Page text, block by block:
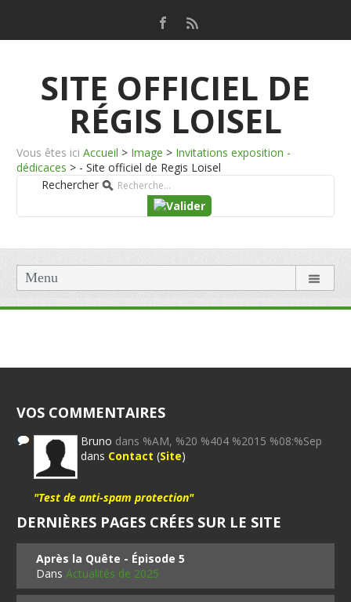
SITE OFFICIEL DE
RÉGIS LOISEL
Vous êtes ici Accueil > Image > Invitations exposition -
dédicaces > - Site officiel de Regis Loisel
Rechercher
Menu
VOS COMMENTAIRES
Bruno dans %AM, %20 %404 %2015 %08:%Sep
dans Contact (Site)
"Test de anti-spam protection"
DERNIÈRES PAGES CRÉES SUR LE SITE
Après la Quête - Épisode 5
DansActualités de 2025